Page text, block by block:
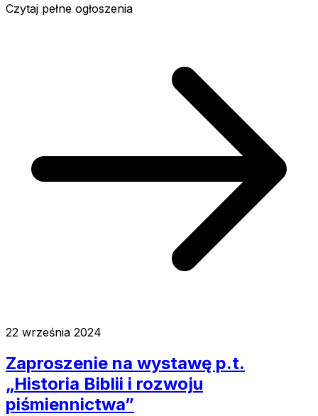
Czytaj pełne ogłoszenia
22 września 2024
Zaproszenie na wystawę p.t.
„Historia Biblii i rozwoju
piśmiennictwa”